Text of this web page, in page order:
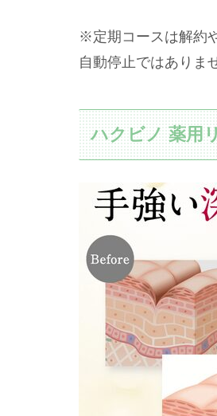
※定期コースは解約
自動停止ではありま
ハクビノ 薬用